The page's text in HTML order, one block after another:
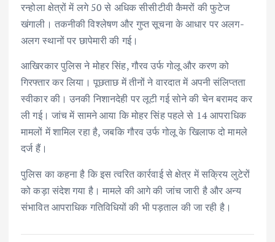
रन्होला क्षेत्रों में लगे 50 से अधिक सीसीटीवी कैमरों की फुटेज
खंगाली। तकनीकी विश्लेषण और गुप्त सूचना के आधार पर अलग-
अलग स्थानों पर छापेमारी की गई।
आखिरकार पुलिस ने मोहर सिंह, गौरव उर्फ गोलू और करण को
गिरफ्तार कर लिया। पूछताछ में तीनों ने वारदात में अपनी संलिप्तता
स्वीकार की। उनकी निशानदेही पर लूटी गई सोने की चेन बरामद कर
ली गई। जांच में सामने आया कि मोहर सिंह पहले से 14 आपराधिक
मामलों में शामिल रहा है, जबकि गौरव उर्फ गोलू के खिलाफ दो मामले
दर्ज हैं।
पुलिस का कहना है कि इस त्वरित कार्रवाई से क्षेत्र में सक्रिय लुटेरों
को कड़ा संदेश गया है। मामले की आगे की जांच जारी है और अन्य
संभावित आपराधिक गतिविधियों की भी पड़ताल की जा रही है।